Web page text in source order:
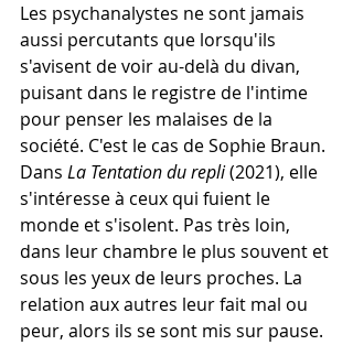
Les psychanalystes ne sont jamais
aussi percutants que lorsqu'ils
s'avisent de voir au-delà du divan,
puisant dans le registre de l'intime
pour penser les malaises de la
société. C'est le cas de Sophie Braun.
Dans La Tentation du repli (2021), elle
s'intéresse à ceux qui fuient le
monde et s'isolent. Pas très loin,
dans leur chambre le plus souvent et
sous les yeux de leurs proches. La
relation aux autres leur fait mal ou
peur, alors ils se sont mis sur pause.